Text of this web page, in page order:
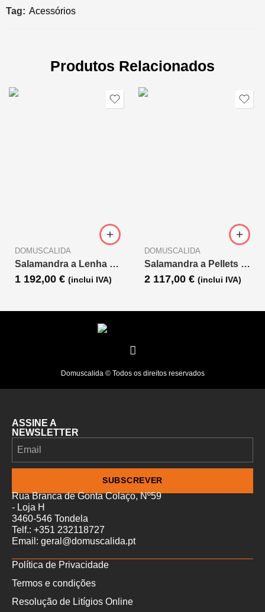
Tag: Acessórios
Produtos Relacionados
DOMUSCALIDA
Salamandra a Lenha THORMA WIESBADEN
1 192,00 € (inclui IVA)
DOMUSCALIDA
Salamandra a Pellets Giusy Evo
2 117,00 € (inclui IVA)
Domuscalida © Todos os direitos reservados
ASSINE A
NEWSLETTER
SUBSCREVER
Rua Branca de Gonta Colaço, Nº59
- Loja H
3460-546 Tondela
Telf.: +351 232118727
Email: geral@domuscalida.pt
Política de Privacidade
Termos e condições
Resolução de Litígios Online